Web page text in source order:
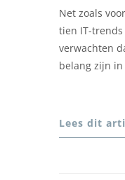
Net zoals
tien IT-
verwachten
belang zijn in
Lees dit